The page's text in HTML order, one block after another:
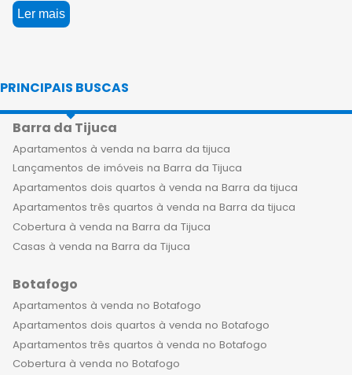
Rio de Janeiro, onde você encontra
conforto, requinte e sofisticação. Os
experiência única de moradia, com
espaços elegantes e exclusivos,
garantindo qualidade de vida e bem-
estar. Morar em um empreendimento
de luxo em Laranjeiras é uma
sensação indescritível. Você pode
experimentar uma vida sofisticada,
com design moderno e acabamentos
de alto padrão. A sensação de morar
vista privilegiada da cidade, é de fato
algo especial. Para famílias que
buscam um lar espaçoso, os
apartamentos de alto padrão à
venda em Laranjeiras oferecem
Ler mais
PRINCIPAIS BUSCAS
Barra da Tijuca
Apartamentos à venda na barra da tijuca
Lançamentos de imóveis na Barra da Tijuca
Apartamentos dois quartos à venda na Barra da tijuca
Apartamentos três quartos à venda na Barra da tijuca
Cobertura à venda na Barra da Tijuca
Casas à venda na Barra da Tijuca
Botafogo
Apartamentos à venda no Botafogo
Apartamentos dois quartos à venda no Botafogo
Apartamentos três quartos à venda no Botafogo
Cobertura à venda no Botafogo